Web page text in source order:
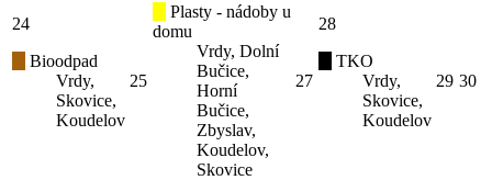
24
Bioodpad
Vrdy,
Skovice,
Koudelov
25
Plasty - nádoby u
domu
Vrdy, Dolní
Bučice,
Horní
Bučice,
Zbyslav,
Koudelov,
Skovice
27
28
TKO
Vrdy,
Skovice,
Koudelov
29 30